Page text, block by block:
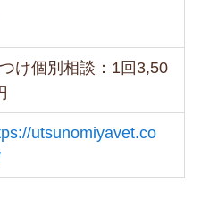
け個別相談：1回3,50
utsunomiyavet.co